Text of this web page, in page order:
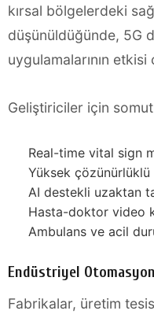
kırsal bölgelerdeki
düşünüldüğünde, 5G
uygulamalarının
Geliştiriciler için
Real-time vital sign
Yüksek
AI destekli uzaktan
Hasta-doktor video
Ambulans ve acil
Endüstriyel
Fabrikalar, üretim